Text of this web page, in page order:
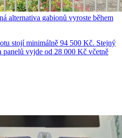
alternativa gabionů vyroste během
stojí minimálně 94 500 Kč. Stejný
panelů vyjde od 28 000 Kč včetně